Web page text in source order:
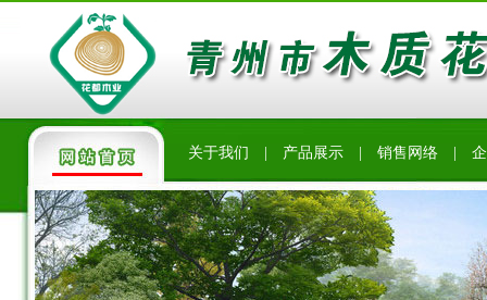
关于我们 产品展示 销售网络